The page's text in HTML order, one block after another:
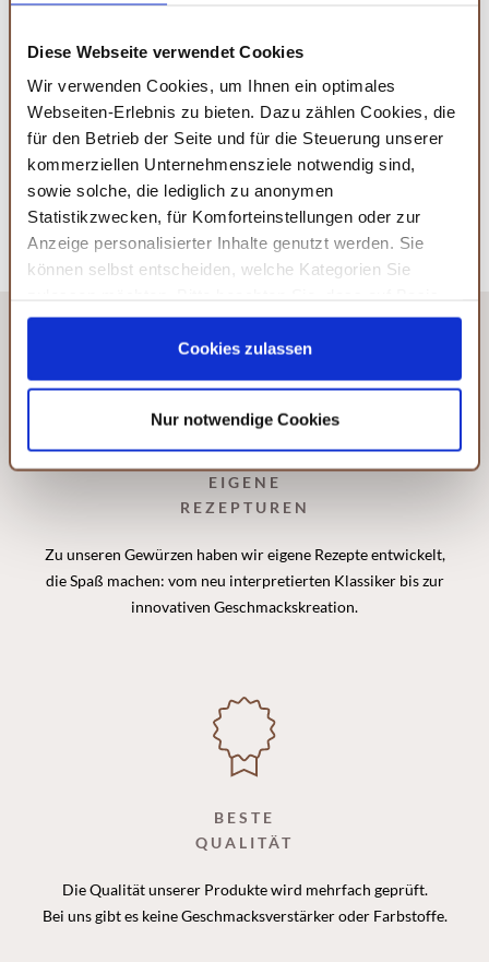
Diese Webseite verwendet Cookies
Wir verwenden Cookies, um Ihnen ein optimales
Webseiten-Erlebnis zu bieten. Dazu zählen Cookies, die
für den Betrieb der Seite und für die Steuerung unserer
kommerziellen Unternehmensziele notwendig sind,
sowie solche, die lediglich zu anonymen
Statistikzwecken, für Komforteinstellungen oder zur
Anzeige personalisierter Inhalte genutzt werden. Sie
können selbst entscheiden, welche Kategorien Sie
Ihrer Einstellungen womöglich nicht mehr alle
Serviceleistungen auf der Seite zur Verfügung stehen.
Sie können Ihre Einwilligung selbstverständlich jederzeit
und diese abändern. Die Rechtmäßigkeit der aufgrund
der Einwilligung bis zum Widerruf erfolgten Verarbeitung
wird hiervon nicht berührt. Weitere Informationen finden
Datenschutzhinweisen.
Cookies zulassen
Nur notwendige Cookies
Leistungssteigerung über den Zellschutz bis hin zur
Förderung sozialer Interaktion. Ob aus der mobilen Coffee
Bike Station oder der heimischen Kaffeemaschine:
Bewusst genossen, ist Kaffee ein wertvoller Begleiter
durch den Tag.
EIGENE
REZEPTUREN
Zu unseren Gewürzen haben wir eigene Rezepte entwickelt,
die Spaß machen: vom neu interpretierten Klassiker bis zur
innovativen Geschmackskreation.
BESTE
QUALITÄT
Die Qualität unserer Produkte wird mehrfach geprüft.
Bei uns gibt es keine Geschmacksverstärker oder Farbstoffe.